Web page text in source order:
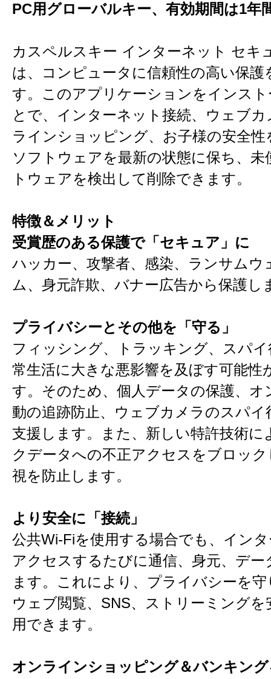
PC用グローバルキー、有効期間は1年
カスペルスキー インターネット セキ
は、コンピュータに信頼性の高い保護
す。このアプリケーションをインス
とで、インターネット接続、ウェブ
ラインショッピング、お子様の安全性
ソフトウェアを最新の状態に保ち、未
トウェアを検出して削除できます。
特徴＆メリット
受賞歴のある保護で「セキュア」に
ハッカー、攻撃者、感染、ランサムウ
ム、身元詐欺、バナー広告から保護し
プライバシーとその他を「守る」
フィッシング、トラッキング、スパ
常生活に大きな悪影響を及ぼす可能性
す。そのため、個人データの保護、オ
動の追跡防止、ウェブカメラのスパイ
支援します。また、新しい特許技術に
クデータへの不正アクセスをブロッ
視を防止します。
より安全に「接続」
公共Wi-Fiを使用する場合でも、イン
アクセスするたびに通信、身元、デー
ます。これにより、プライバシーを
ウェブ閲覧、SNS、ストリーミングを
用できます。
オンラインショッピング＆バンキン